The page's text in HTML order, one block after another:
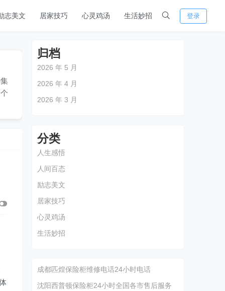
志美文 居家技巧 心灵鸡汤 生活妙招 登录
归档
2026 年 5 月
2026 年 4 月
2026 年 3 月
分类
人生感悟
人间百态
励志美文
居家技巧
心灵鸡汤
生活妙招
成都匹煌保险柜维修电话24小时电话
沈阳西普顿保险柜24小时全国各市售后服务